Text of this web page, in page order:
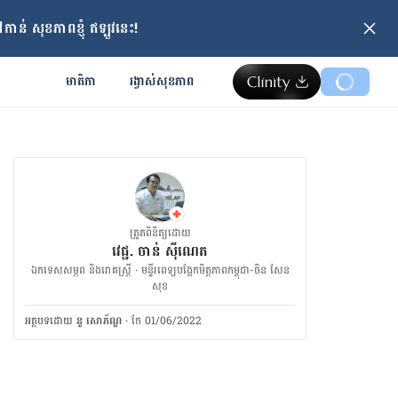
ន់ សុខភាពខ្ញុំ ឥឡូវនេះ!
មាតិកា រង្វាស់​សុខភាព
ត្រួតពិនិត្យដោយ
វេជ្ជ. ចាន់ ស៊ីណេត
ឯកទេសសម្ភព និងរោគស្ត្រី · ម​ន្ទីរពេទ្យបង្អែកមិត្តភាពកម្ពុជា-ចិន សែន
សុខ
អត្ថបទ​ដោយ នូ សោភ័ណ្ឌ ·កែ 01/06/2022